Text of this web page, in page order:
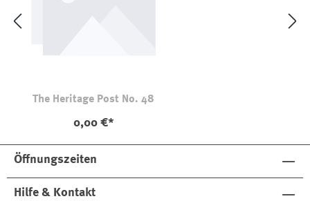
The Heritage Post No. 48
0,00 €*
Öffnungszeiten
Hilfe & Kontakt